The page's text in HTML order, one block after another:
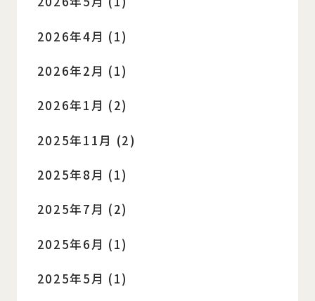
2026年4月 (1)
2026年2月 (1)
2026年1月 (2)
2025年11月 (2)
2025年8月 (1)
2025年7月 (2)
2025年6月 (1)
2025年5月 (1)